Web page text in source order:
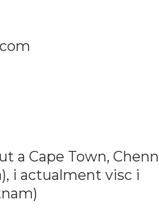
a Cape Town,
i actualment visc i